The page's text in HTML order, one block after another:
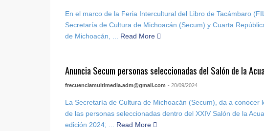
En el marco de la Feria Intercultural del Libro de Tacámbaro
Secretaría de Cultura de Michoacán (Secum) y Cuarta
de Michoacán, ...
Read More
Anuncia Secum personas seleccionadas del Salón de la
frecuenciamultimedia.adm@gmail.com - 20/09/2024
La Secretaría de Cultura de Michoacán (Secum), da a conocer
de las personas seleccionadas dentro del XXIV Salón de la
edición 2024; ...
Read More